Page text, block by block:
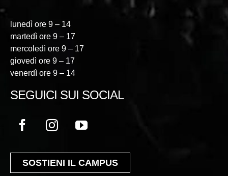
lunedì ore 9 – 14
martedì ore 9 – 17
mercoledì ore 9 – 17
giovedì ore 9 – 17
venerdì ore 9 – 14
SEGUICI SUI SOCIAL
SOSTIENI IL CAMPUS